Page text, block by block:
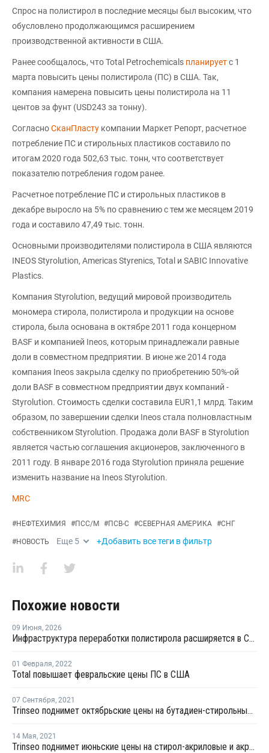
Спрос на полистирол в последние месяцы был высоким, что
обусловлено продолжающимся расширением
производственной активности в США.
Ранее сообщалось, что Total Petrochemicals планируетс 1
марта повысить цены полистирола (ПС) в США. Так,
компания намерена повысить цены полистирола на 11
центов за фунт (USD243 за тонну).
СогласноСканПласту компании Маркет Репорт, расчетное
потребление ПС и стирольных пластиков составило по
итогам 2020 года 502,63 тыс. тонн, что соответствует
показателю потребления годом ранее.
Расчетное потребление ПС и стирольных пластиков в
декабре выросло на 5% по сравнению с тем же месяцем 2019
года и составило 47,49 тыс. тонн.
Основными производителями полистирола в США являются
INEOS Styrolution, Americas Styrenics, Total и SABIC Innovative
Plastics.
Компания Styrolution, ведущий мировой производитель
мономера стирола, полистирола и продукции на основе
стирола, была основана в октябре 2011 года концерном
BASF и компанией Ineos, которым принадлежали равные
доли в совместном предприятии. В июне же 2014 года
компания Ineos закрыла сделку по приобретению 50%-ой
доли BASF в совместном предприятии двух компаний -
Styrolution. Стоимость сделки составила EUR1,1 млрд. Таким
образом, по завершении сделки Ineos стала полновластным
собственником Styrolution. Продажа доли BASF в Styrolution
является частью соглашения акционеров, заключенного в
2011 году. В январе 2016 года Styrolution приняла решение
изменить название на Ineos Styrolution.
MRC
#НЕФТЕХИМИЯ #ПСС/М #ПСВ-С #СЕВЕРНАЯ АМЕРИКА #СНГ
#НОВОСТЬ Еще 5 +Добавить все теги в фильтр
Похожие новости
09 Июня, 2026
Инфраструктура переработки полистирола расширяется в Северной Америке
01 Февраля, 2022
Total повышает февральские цены ПС в США
07 Сентября, 2021
Trinseo поднимет октябрьские цены на бутадиен-стирольные латексы для Северной Америки
14 Мая, 2021
Trinseo поднимет июньские цены на стирол-акриловые и акриловые латексы для Северной Америки